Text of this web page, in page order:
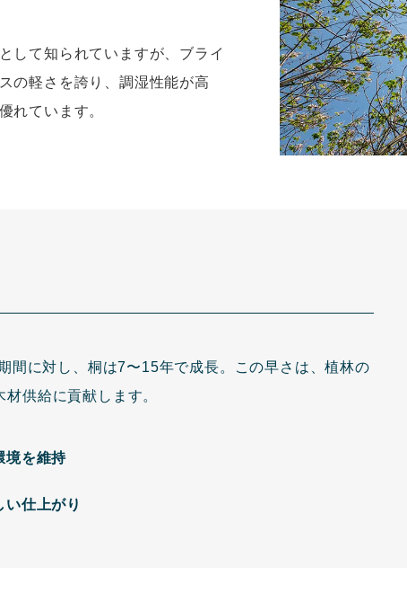
して知られていますが、ブライ
の軽さを誇り、調湿性能が高
れています。
間に対し、桐は7〜15年で成長。この早さは、植林の
供給に貢献します。
境を維持
仕上がり